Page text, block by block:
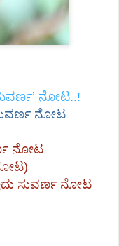
ನೋಟ..!
ನೋಟ
ನೋಟ
ಸುವರ್ಣ ನೋಟ